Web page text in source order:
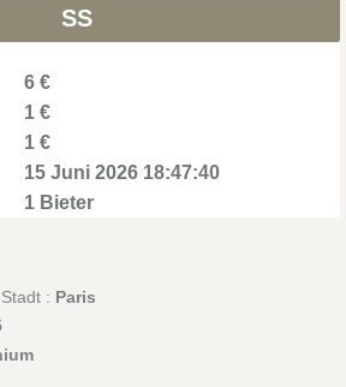
SS
6 €
1 €
1 €
15 Juni 2026 18:47:40
1 Bieter
: Paris